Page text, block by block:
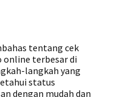
tentang cek
online terbesar di
langkah yang
status
dengan mudah dan